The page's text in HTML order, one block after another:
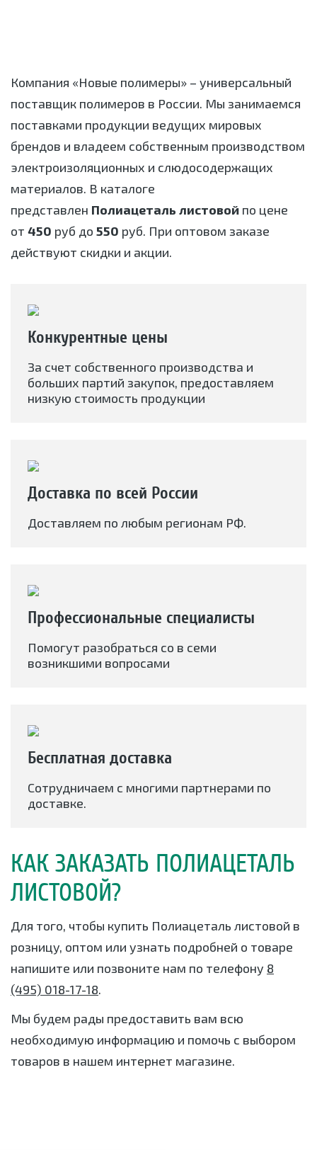
Компания «Новые полимеры» – универсальный
поставщик полимеров в России. Мы занимаемся
поставками продукции ведущих мировых
брендов и владеем собственным производством
электроизоляционных и слюдосодержащих
материалов. В каталоге
представлен Полиацеталь листовой по цене
от 450 руб до 550 руб. При оптовом заказе
действуют скидки и акции.
Конкурентные цены
За счет собственного производства и
больших партий закупок, предоставляем
низкую стоимость продукции
Доставка по всей России
Доставляем по любым регионам РФ.
Профессиональные специалисты
Помогут разобраться со в семи
возникшими вопросами
Бесплатная доставка
Сотрудничаем с многими партнерами по
доставке.
КАК ЗАКАЗАТЬ ПОЛИАЦЕТАЛЬ
ЛИСТОВОЙ?
Для того, чтобы купить Полиацеталь листовой в
розницу, оптом или узнать подробней о товаре
напишите или позвоните нам по телефону 8
(495) 018-17-18.
Мы будем рады предоставить вам всю
необходимую информацию и помочь с выбором
товаров в нашем интернет магазине.